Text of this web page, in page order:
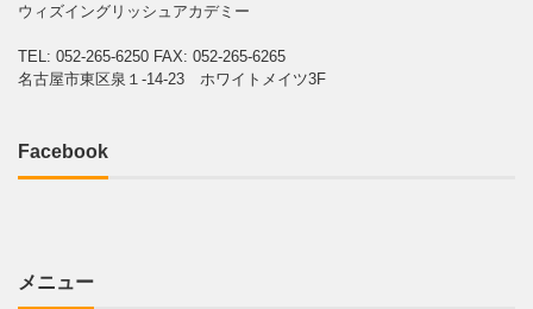
ウィズイングリッシュアカデミー
TEL: 052-265-6250 FAX: 052-265-6265
名古屋市東区泉１-14-23 ホワイトメイツ3F
Facebook
メニュー